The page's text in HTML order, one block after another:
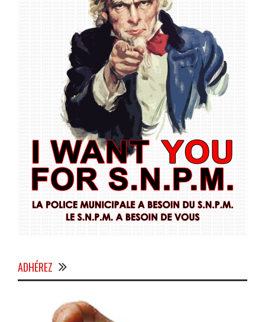
ADHÉREZ